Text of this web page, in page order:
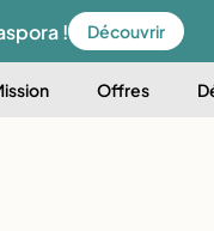
! Découvrir
Offres